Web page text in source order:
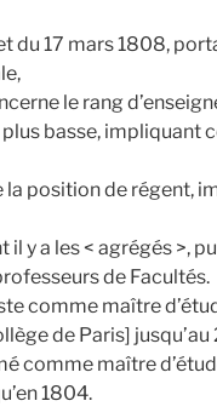
du 17 mars 1808,
le rang
basse, impliquant
la position de régent,
il y a les < agrégés >,
de Facultés.
comme maître
de Paris]
comme maître
1804.